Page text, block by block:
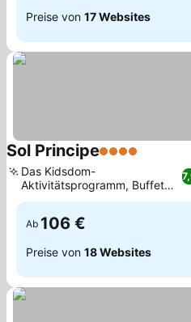
Preise von 17 Websites
Sol Principe4 Sterne
Das Kidsdom-
Aktivitätsprogramm, Buffet
mit Meerblick
Ab 106 €
Preise von 18 Websites